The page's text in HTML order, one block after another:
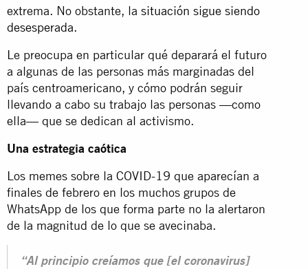
extrema. No obstante, la situación sigue siendo
desesperada.
Le preocupa en particular qué deparará el futuro
a algunas de las personas más marginadas del
país centroamericano, y cómo podrán seguir
llevando a cabo su trabajo las personas —como
ella— que se dedican al activismo.
Una estrategia caótica
Los memes sobre la COVID-19 que aparecían a
finales de febrero en los muchos grupos de
WhatsApp de los que forma parte no la alertaron
de la magnitud de lo que se avecinaba.
“Al principio creíamos que [el coronavirus]